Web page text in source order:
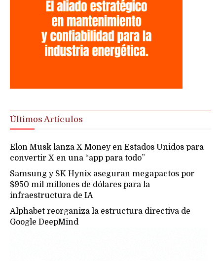
Últimos Artículos
Elon Musk lanza X Money en Estados Unidos para
convertir X en una “app para todo”
Samsung y SK Hynix aseguran megapactos por
$950 mil millones de dólares para la
infraestructura de IA
Alphabet reorganiza la estructura directiva de
Google DeepMind